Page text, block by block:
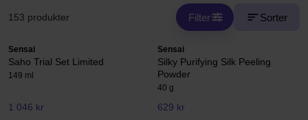
153 produkter Filter Sorter
Sensai
Saho Trial Set Limited
149 ml
1 046 kr
Sensai
Silky Purifying Silk Peeling
Powder
40 g
629 kr